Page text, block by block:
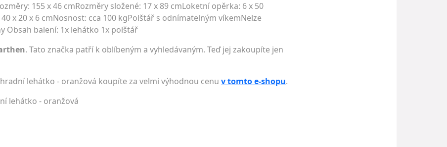
155 x 46 cmRozměry složené: 17 x 89 cmLoketní opěrka: 6 x 50
x 20 x 6 cmNosnost: cca 100 kgPolštář s odnímatelným víkemNelze
Obsah balení: 1x lehátko 1x polštář
. Tato značka patří k oblíbeným a vyhledávaným. Teď jej zakoupíte jen
lehátko - oranžová koupíte za velmi výhodnou cenu v tomto e-shopu.
lehátko - oranžová